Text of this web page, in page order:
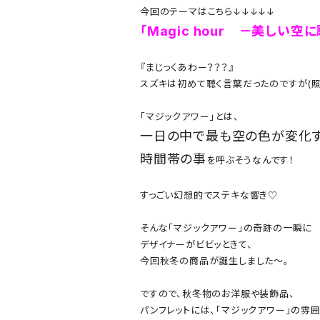
今回のテーマはこちら↓↓↓↓↓
「Magic hour －美しい空に
『まじっくあわー？？？』
スズキは初めて聴く言葉だったのですが(
「マジックアワー」とは、
一日の中で最も空の色が変化
時間帯の事 を呼ぶそうなんです！
すっごい幻想的でステキな響き♡
そんな「マジックアワー」の奇跡の一瞬に
デザイナーがビビッときて、
今回秋冬の商品が誕生しました～。
ですので、秋冬物のお洋服や装飾品、
パンフレットには、「マジックアワー」の雰